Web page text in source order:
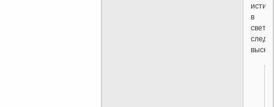
в
свете